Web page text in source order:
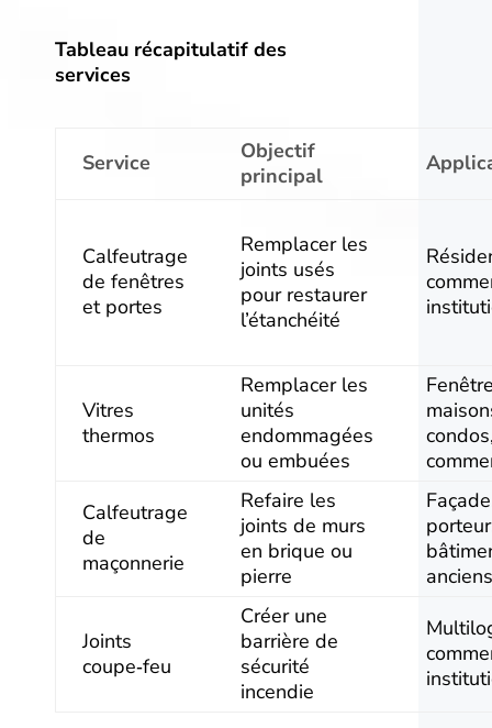
Tableau récapitulatif des
services
Service
Objectif
principal
Calfeutrage
de fenêtres
et portes
Remplacer les
joints usés
pour restaurer
l’étanchéité
Vitres
thermos
Remplacer les
unités
endommagées
ou embuées
Calfeutrage
de
maçonnerie
Refaire les
joints de murs
en brique ou
pierre
anciens
Joints
coupe‑feu
Créer une
barrière de
sécurité
incendie